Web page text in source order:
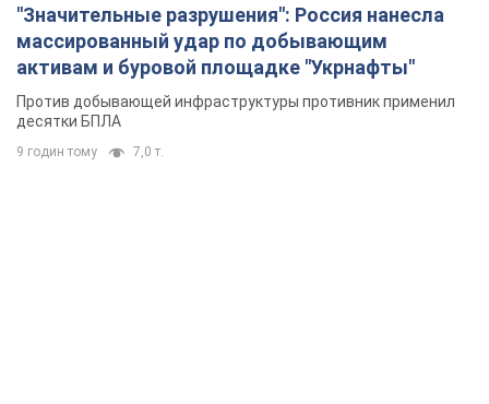
"Значительные разрушения": Россия нанесла
массированный удар по добывающим
активам и буровой площадке "Укрнафты"
Против добывающей инфраструктуры противник применил
десятки БПЛА
9 годин тому 7,0 т.